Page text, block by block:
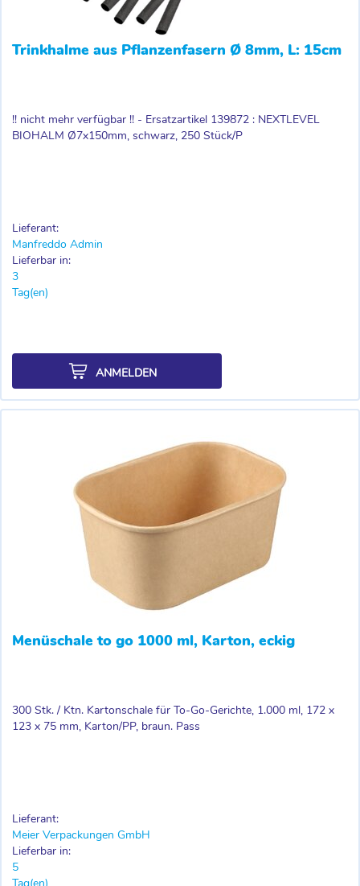
Trinkhalme aus Pflanzenfasern Ø 8mm, L: 15cm
!! nicht mehr verfügbar !! - Ersatzartikel 139872 : NEXTLEVEL
BIOHALM Ø7x150mm, schwarz, 250 Stück/P
Lieferant:
Manfreddo Admin
Lieferbar in:
3
Tag(en)
ANMELDEN
Menüschale to go 1000 ml, Karton, eckig
300 Stk. / Ktn. Kartonschale für To-Go-Gerichte, 1.000 ml, 172 x
123 x 75 mm, Karton/PP, braun. Pass
Lieferant:
Meier Verpackungen GmbH
Lieferbar in:
5